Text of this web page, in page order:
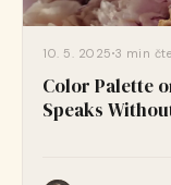
10. 5. 2025 3 min
Color Palette
Speaks